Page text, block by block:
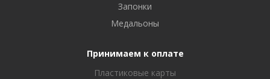
Запонки
Медальоны
Принимаем к оплате
Пластиковые карты